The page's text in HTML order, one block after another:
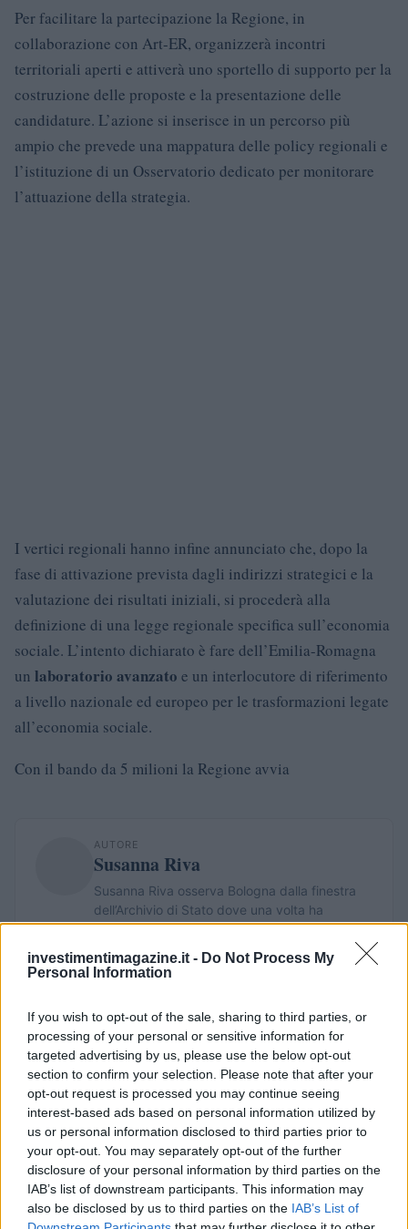
investimentimagazine.it - Do Not Process My
Personal Information
If you wish to opt-out of the sale, sharing to third parties, or
processing of your personal or sensitive information for
targeted advertising by us, please use the below opt-out
section to confirm your selection. Please note that after your
opt-out request is processed you may continue seeing
interest-based ads based on personal information utilized by
us or personal information disclosed to third parties prior to
your opt-out. You may separately opt-out of the further
disclosure of your personal information by third parties on the
IAB’s list of downstream participants. This information may
also be disclosed by us to third parties on the IAB’s List of
Per facilitare la partecipazione la Regione, in
collaborazione con Art-ER, organizzerà incontri
territoriali aperti e attiverà uno sportello di supporto per la
costruzione delle proposte e la presentazione delle
candidature. L’azione si inserisce in un percorso più
ampio che prevede una mappatura delle policy regionali e
l’istituzione di un Osservatorio dedicato per monitorare
l’attuazione della strategia.
I vertici regionali hanno infine annunciato che, dopo la
fase di attivazione prevista dagli indirizzi strategici e la
valutazione dei risultati iniziali, si procederà alla
definizione di una legge regionale specifica sull’economia
sociale. L’intento dichiarato è fare dell’Emilia-Romagna
un laboratorio avanzato e un interlocutore di riferimento
a livello nazionale ed europeo per le trasformazioni legate
all’economia sociale.
Con il bando da 5 milioni la Regione avvia
AUTORE
Susanna Riva
Susanna Riva osserva Bologna dalla finestra
dell’Archivio di Stato dove una volta ha
passato una settimana a consultare faldoni
segnò la scelta editoriale di approfondire
taccuino sempre pieno.